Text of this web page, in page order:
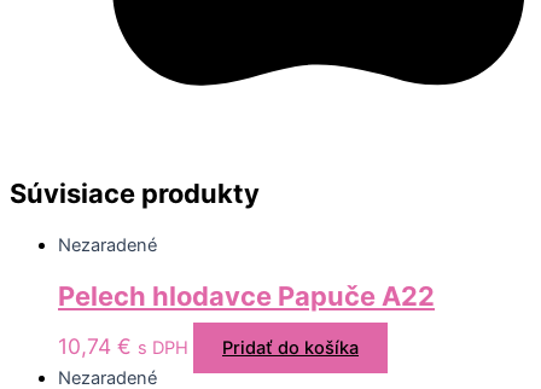
Súvisiace produkty
Nezaradené
Pelech hlodavce Papuče A22
10,74 € s DPH
Pridať do košíka
Nezaradené